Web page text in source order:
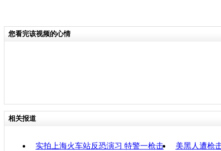
您看完该视频的心情
相关报道
实拍上海火车站反恐演习 特警一枪击
美黑人遭枪